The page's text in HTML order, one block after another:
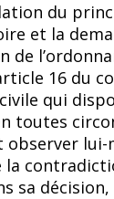
du
et la
de
16 du
qui
toutes
observer lui-
la
sa